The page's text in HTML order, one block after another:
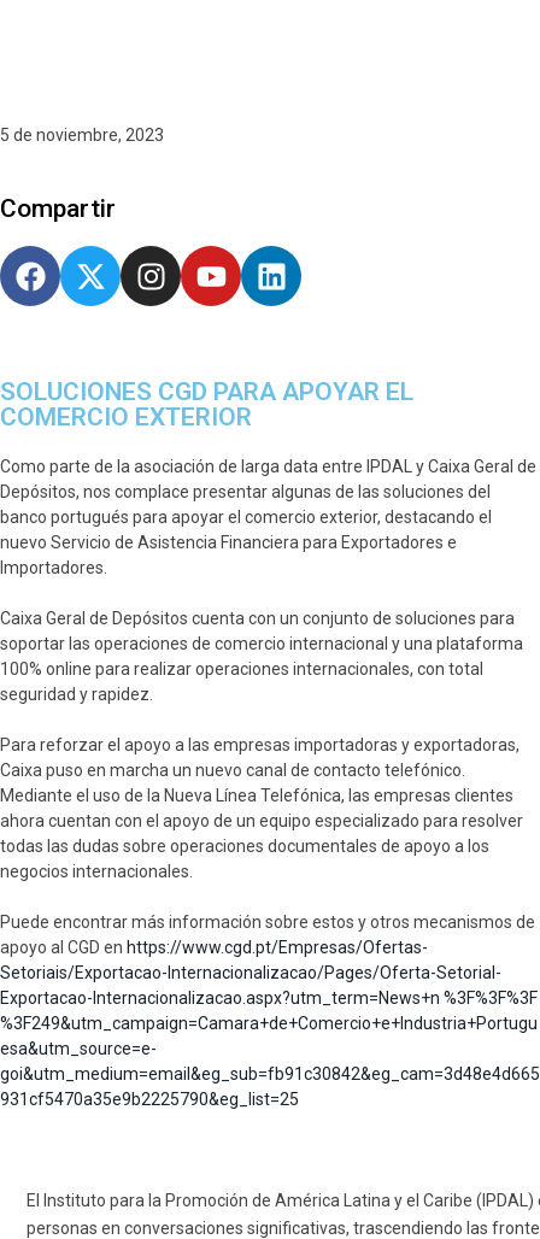
5 de noviembre, 2023
Compartir
SOLUCIONES CGD PARA APOYAR EL
COMERCIO EXTERIOR
Como parte de la asociación de larga data entre IPDAL y Caixa Geral de
Depósitos, nos complace presentar algunas de las soluciones del
banco portugués para apoyar el comercio exterior, destacando el
nuevo Servicio de Asistencia Financiera para Exportadores e
Importadores.
Caixa Geral de Depósitos cuenta con un conjunto de soluciones para
soportar las operaciones de comercio internacional y una plataforma
100% online para realizar operaciones internacionales, con total
seguridad y rapidez.
Para reforzar el apoyo a las empresas importadoras y exportadoras,
Caixa puso en marcha un nuevo canal de contacto telefónico. ​
Mediante el uso de la Nueva Línea Telefónica, las empresas clientes
ahora cuentan con el apoyo de un equipo especializado para resolver
todas las dudas sobre operaciones documentales de apoyo a los
negocios internacionales.
Puede encontrar más información sobre estos y otros mecanismos de
apoyo al CGD en https://www.cgd.pt/Empresas/Ofertas-
Setoriais/Exportacao-Internacionalizacao/Pages/Oferta-Setorial-
Exportacao-Internacionalizacao.aspx?utm_term=News+n %3F%3F%3F
%3F249&utm_campaign=Camara+de+Comercio+e+Industria+Portugu
esa&utm_source=e-
goi&utm_medium=email&eg_sub=fb91c30842&eg_cam=3d48e4d665
931cf5470a35e9b2225790&eg_list=25
El Instituto para la Promoción de América Latina y el Caribe
personas en conversaciones significativas, trascendiendo las